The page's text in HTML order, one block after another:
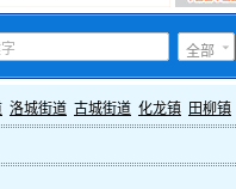
全部
洛城街道 古城街道 化龙镇 田柳镇